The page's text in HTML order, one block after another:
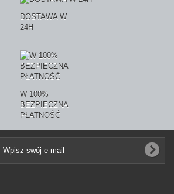
DOSTAWA W
24H
W 100%
BEZPIECZNA
PŁATNOŚĆ